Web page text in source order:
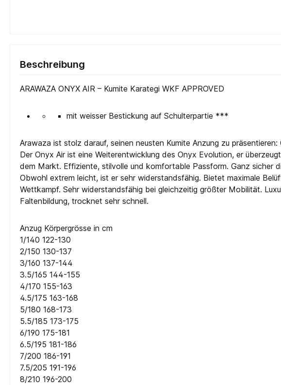
Beschreibung
ARAWAZA ONYX AIR – Kumite Karategi WKF APPROVED
mit weisser Bestickung auf Schulterpartie ***
Arawaza ist stolz darauf, seinen neusten Kumite Anzung zu präsentieren:
Der Onyx Air ist eine Weiterentwicklung des Onyx Evolution, er
dem Markt. Effiziente, stilvolle und komfortable Passform. Ganz sicher
Obwohl extrem leicht, ist er sehr widerstandsfähig. Bietet maximale
Wettkampf. Sehr widerstandsfähig bei gleichzeitig größter Mobilität.
Faltenbildung, trocknet sehr schnell.
Anzug Körpergrösse in cm
1/140 122-130
2/150 130-137
3/160 137-144
3.5/165 144-155
4/170 155-163
4.5/175 163-168
5/180 168-173
5.5/185 173-175
6/190 175-181
6.5/195 181-186
7/200 186-191
7.5/205 191-196
8/210 196-200